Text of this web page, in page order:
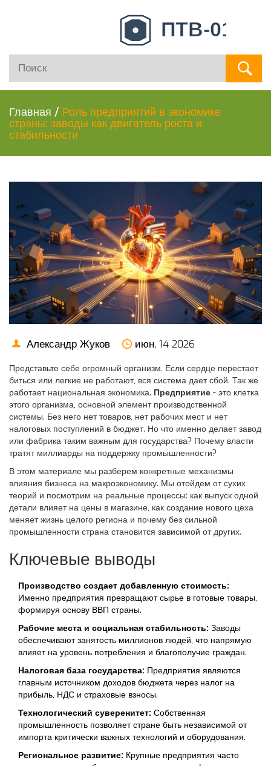
Главная / Роль предприятий в экономике
страны: заводы как двигатель роста и
стабильности
Александр Жуков июн, 14 2026
Представьте себе огромный организм. Если сердце перестает
биться или легкие не работают, вся система дает сбой. Так же
работает национальная экономика. Предприятие - это клетка
этого организма, основной элемент производственной
системы. Без него нет товаров, нет рабочих мест и нет
налоговых поступлений в бюджет. Но что именно делает завод
или фабрика таким важным для государства? Почему власти
тратят миллиарды на поддержку промышленности?
В этом материале мы разберем конкретные механизмы
влияния бизнеса на макроэкономику. Мы отойдем от сухих
теорий и посмотрим на реальные процессы: как выпуск одной
детали влияет на цены в магазине, как создание нового цеха
меняет жизнь целого региона и почему без сильной
промышленности страна становится зависимой от других.
Ключевые выводы
Производство создает добавленную стоимость:
Именно предприятия превращают сырье в готовые товары,
формируя основу ВВП страны.
Рабочие места и социальная стабильность: Заводы
обеспечивают занятость миллионов людей, что напрямую
влияет на уровень потребления и благополучие граждан.
Налоговая база государства: Предприятия являются
главным источником доходов бюджета через налог на
прибыль, НДС и страховые взносы.
Технологический суверенитет: Собственная
промышленность позволяет стране быть независимой от
импорта критически важных технологий и оборудования.
Региональное развитие: Крупные предприятия часто